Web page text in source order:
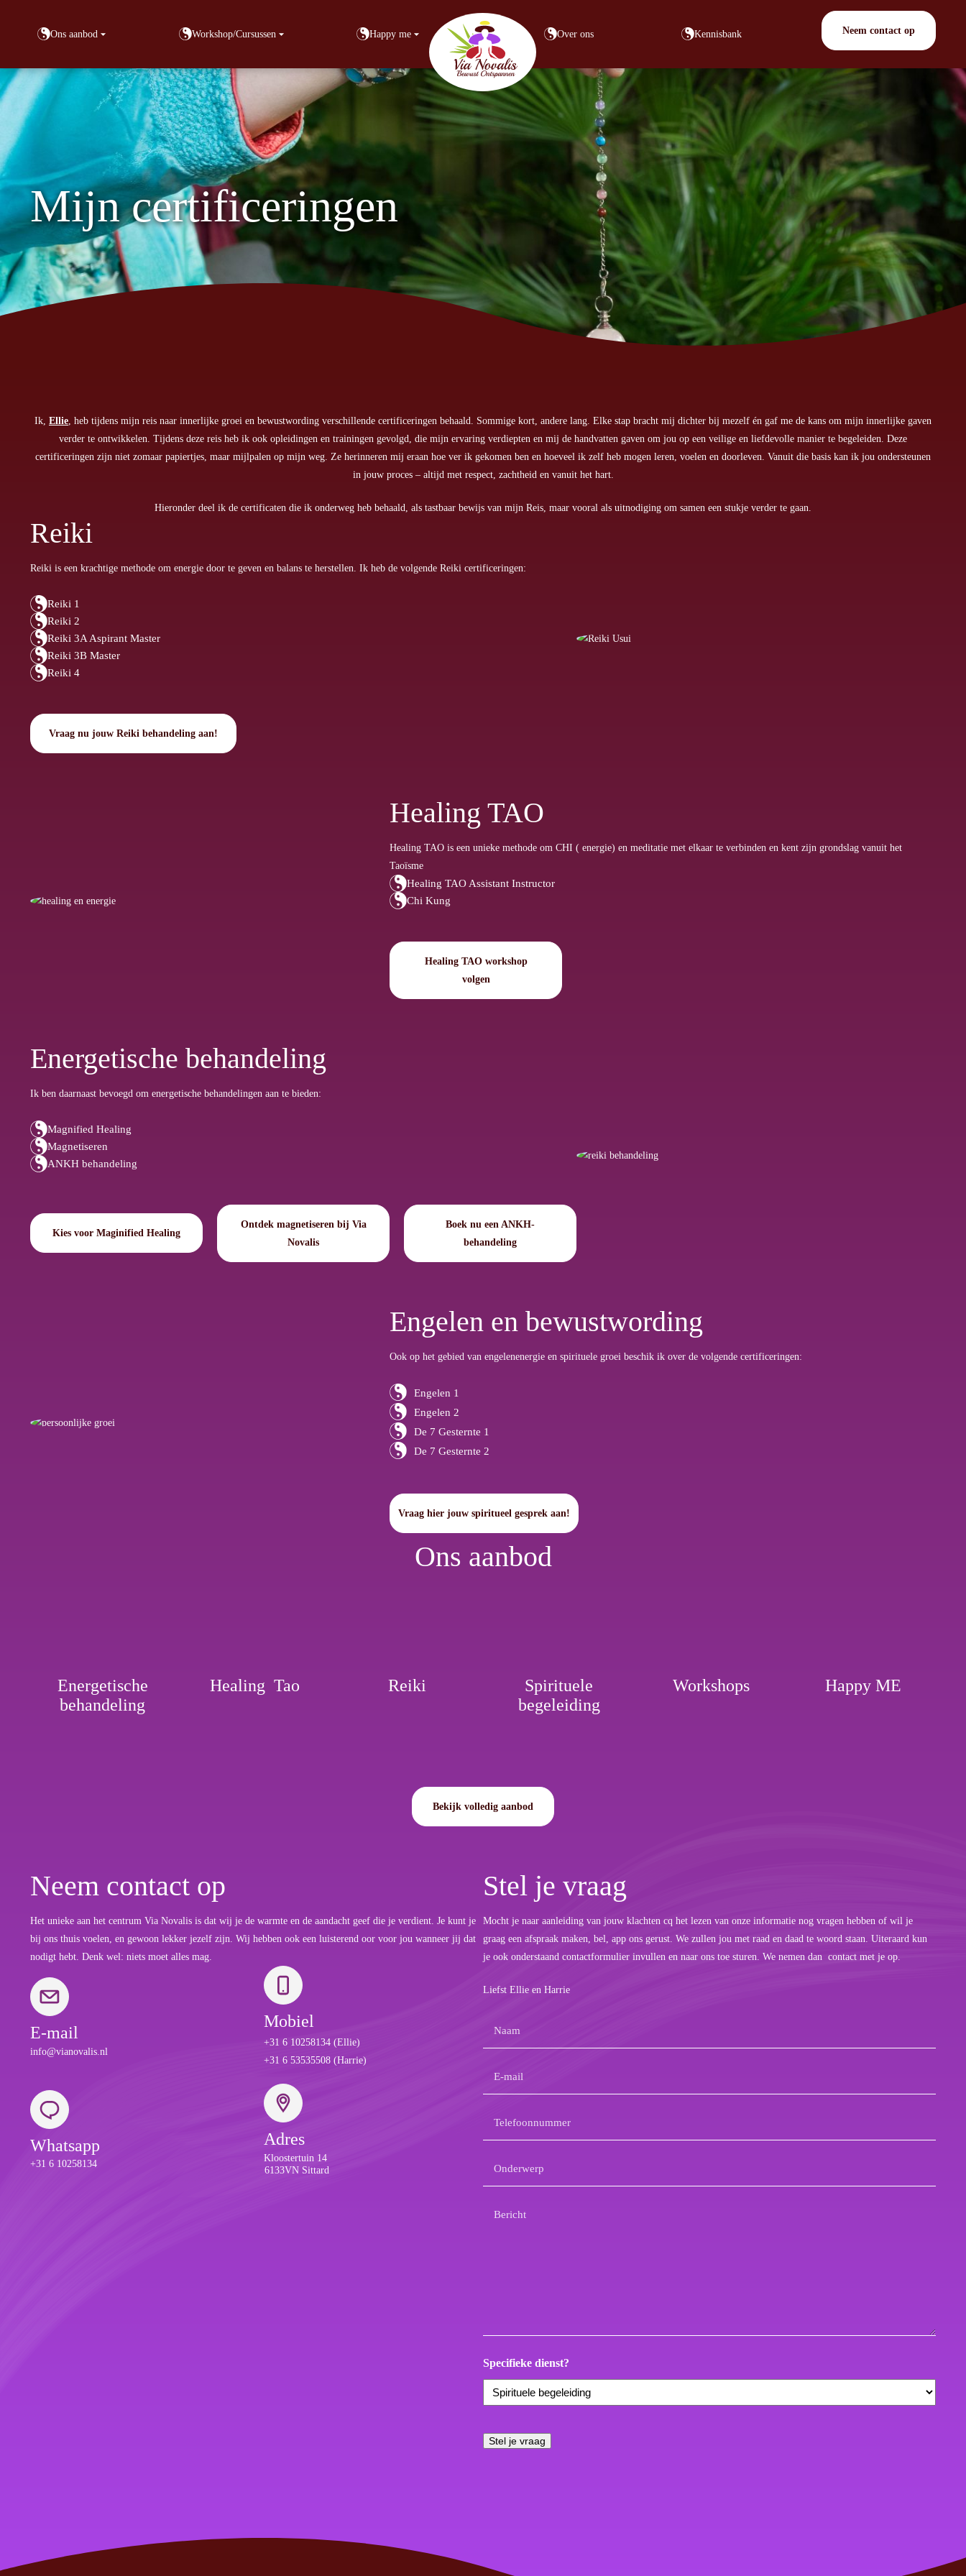
Ons aanbod Workshop/Cursussen Happy me Over ons Kennisbank Neem contact op
Mijn certificeringen
Ik, Ellie, heb tijdens mijn reis naar innerlijke groei en bewustwording verschillende certificeringen behaald. Sommige kort, andere lang. Elke stap bracht mij dichter bij mezelf én gaf me de kans om mijn innerlijke gaven
verder te ontwikkelen. Tijdens deze reis heb ik ook opleidingen en trainingen gevolgd, die mijn ervaring verdiepten en mij de handvatten gaven om jou op een veilige en liefdevolle manier te begeleiden. Deze
certificeringen zijn niet zomaar papiertjes, maar mijlpalen op mijn weg. Ze herinneren mij eraan hoe ver ik gekomen ben en hoeveel ik zelf heb mogen leren, voelen en doorleven. Vanuit die basis kan ik jou ondersteunen
in jouw proces – altijd met respect, zachtheid en vanuit het hart.
Hieronder deel ik de certificaten die ik onderweg heb behaald, als tastbaar bewijs van mijn Reis, maar vooral als uitnodiging om samen een stukje verder te gaan.
Reiki
Reiki is een krachtige methode om energie door te geven en balans te herstellen. Ik heb de volgende Reiki certificeringen:
Reiki 1
Reiki 2
Reiki 3A Aspirant Master
Reiki 3B Master
Reiki 4
Vraag nu jouw Reiki behandeling aan!
Healing TAO
Healing TAO is een unieke methode om CHI ( energie) en meditatie met elkaar te verbinden en kent zijn grondslag vanuit het
Taoïsme
Healing TAO Assistant Instructor
Chi Kung
Healing TAO workshop
volgen
Energetische behandeling
Ik ben daarnaast bevoegd om energetische behandelingen aan te bieden:
Magnified Healing
Magnetiseren
ANKH behandeling
Kies voor Maginified Healing
Ontdek magnetiseren bij Via
Novalis
Boek nu een ANKH-
behandeling
Engelen en bewustwording
Ook op het gebied van engelenenergie en spirituele groei beschik ik over de volgende certificeringen:
Engelen 1
Engelen 2
De 7 Gesternte 1
De 7 Gesternte 2
Vraag hier jouw spiritueel gesprek aan!
Ons aanbod
Energetische
behandeling
Healing Tao Reiki
Spirituele
begeleiding
Workshops Happy ME
Bekijk volledig aanbod
Neem contact op
Het unieke aan het centrum Via Novalis is dat wij je de warmte en de aandacht geef die je verdient. Je kunt je
bij ons thuis voelen, en gewoon lekker jezelf zijn. Wij hebben ook een luisterend oor voor jou wanneer jij dat
nodigt hebt. Denk wel: niets moet alles mag.
E-mail
info@vianovalis.nl
Mobiel
+31 6 10258134 (Ellie)
+31 6 53535508 (Harrie)
Whatsapp
+31 6 10258134
Adres
Kloostertuin 14
6133VN Sittard
Stel je vraag
Mocht je naar aanleiding van jouw klachten cq het lezen van onze informatie nog vragen hebben of wil je
graag een afspraak maken, bel, app ons gerust. We zullen jou met raad en daad te woord staan. Uiteraard kun
je ook onderstaand contactformulier invullen en naar ons toe sturen. We nemen dan contact met je op.
Liefst Ellie en Harrie
Specifieke dienst?
Stel je vraag